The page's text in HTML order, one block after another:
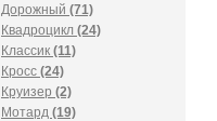
Дорожный (71)
Квадроцикл (24)
Классик (11)
Кросс (24)
Круизер (2)
Мотард (19)